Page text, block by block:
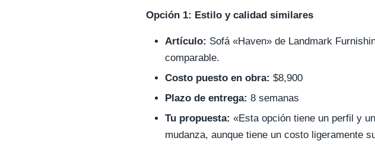
Opción 1: Estilo y calidad similares
Artículo: Sofá «Haven» de Landmark
comparable.
Costo puesto en obra: $8,900
Plazo de entrega: 8 semanas
Tu propuesta: «Esta opción tiene un perfil y
mudanza, aunque tiene un costo ligeramente